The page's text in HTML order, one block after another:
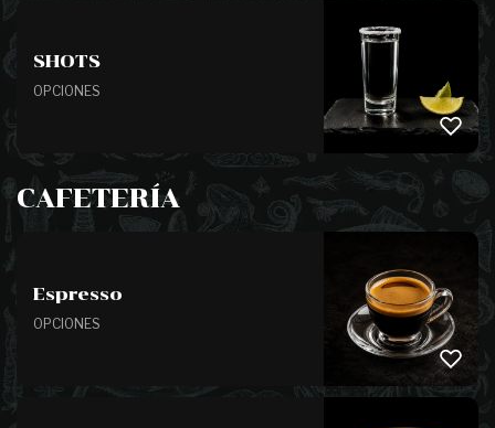
SHOTS
OPCIONES
CAFETERÍA
Espresso
OPCIONES